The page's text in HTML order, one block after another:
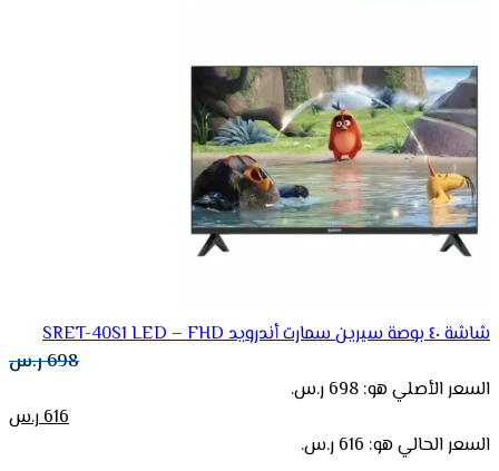
شاشة ٤٠ بوصة سيرين سمارت أندرويد SRET-40S1 LED – FHD
698ر.س
السعر الأصلي هو: 698 ر.س.
616ر.س
السعر الحالي هو: 616 ر.س.